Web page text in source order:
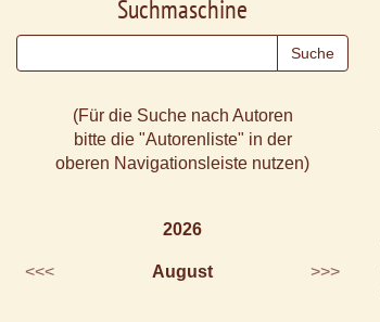
Suchmaschine
(Für die Suche nach Autoren
bitte die "Autorenliste" in der
oberen Navigationsleiste nutzen)
2026
<<< August >>>